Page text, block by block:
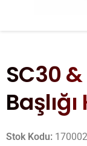
SC30
Stok Kodu: